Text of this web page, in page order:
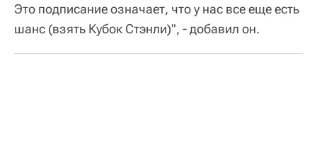
Это подписание означает, что у нас все еще есть
шанс (взять Кубок Стэнли)", - добавил он.